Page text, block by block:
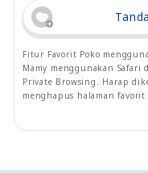
Fitur Favorit Poko
Mamy menggunakan
Private Browsing. Harap
menghapus halaman